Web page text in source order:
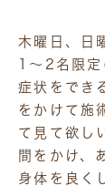
木曜日、日
1〜2名限
症状をでき
をかけて施
て見て欲し
間をかけ、
身体を良く